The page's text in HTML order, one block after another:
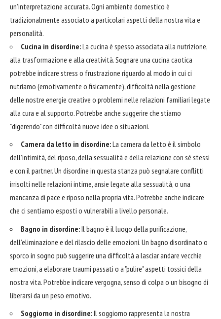
un’interpretazione accurata. Ogni ambiente domestico è
tradizionalmente associato a particolari aspetti della nostra vita e
personalità.
Cucina in disordine:La cucina è spesso associata alla nutrizione,
alla trasformazione e alla creatività. Sognare una cucina caotica
potrebbe indicare stress o frustrazione riguardo al modo in cui ci
nutriamo (emotivamente o fisicamente), difficoltà nella gestione
delle nostre energie creative o problemi nelle relazioni familiari legate
alla cura e al supporto. Potrebbe anche suggerire che stiamo
"digerendo" con difficoltà nuove idee o situazioni.
Camera da letto in disordine:La camera da letto è il simbolo
dell’intimità, del riposo, della sessualità e della relazione con sé stessi
e con il partner. Un disordine in questa stanza può segnalare conflitti
irrisolti nelle relazioni intime, ansie legate alla sessualità, o una
mancanza di pace e riposo nella propria vita. Potrebbe anche indicare
che ci sentiamo esposti o vulnerabili a livello personale.
Bagno in disordine:Il bagno è il luogo della purificazione,
dell’eliminazione e del rilascio delle emozioni. Un bagno disordinato o
sporco in sogno può suggerire una difficoltà a lasciar andare vecchie
emozioni, a elaborare traumi passati o a "pulire" aspetti tossici della
nostra vita. Potrebbe indicare vergogna, senso di colpa o un bisogno di
liberarsi da un peso emotivo.
Soggiorno in disordine:Il soggiorno rappresenta la nostra